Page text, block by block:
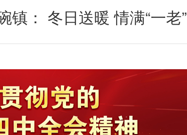
镇： 冬日送暖 情满“一老”